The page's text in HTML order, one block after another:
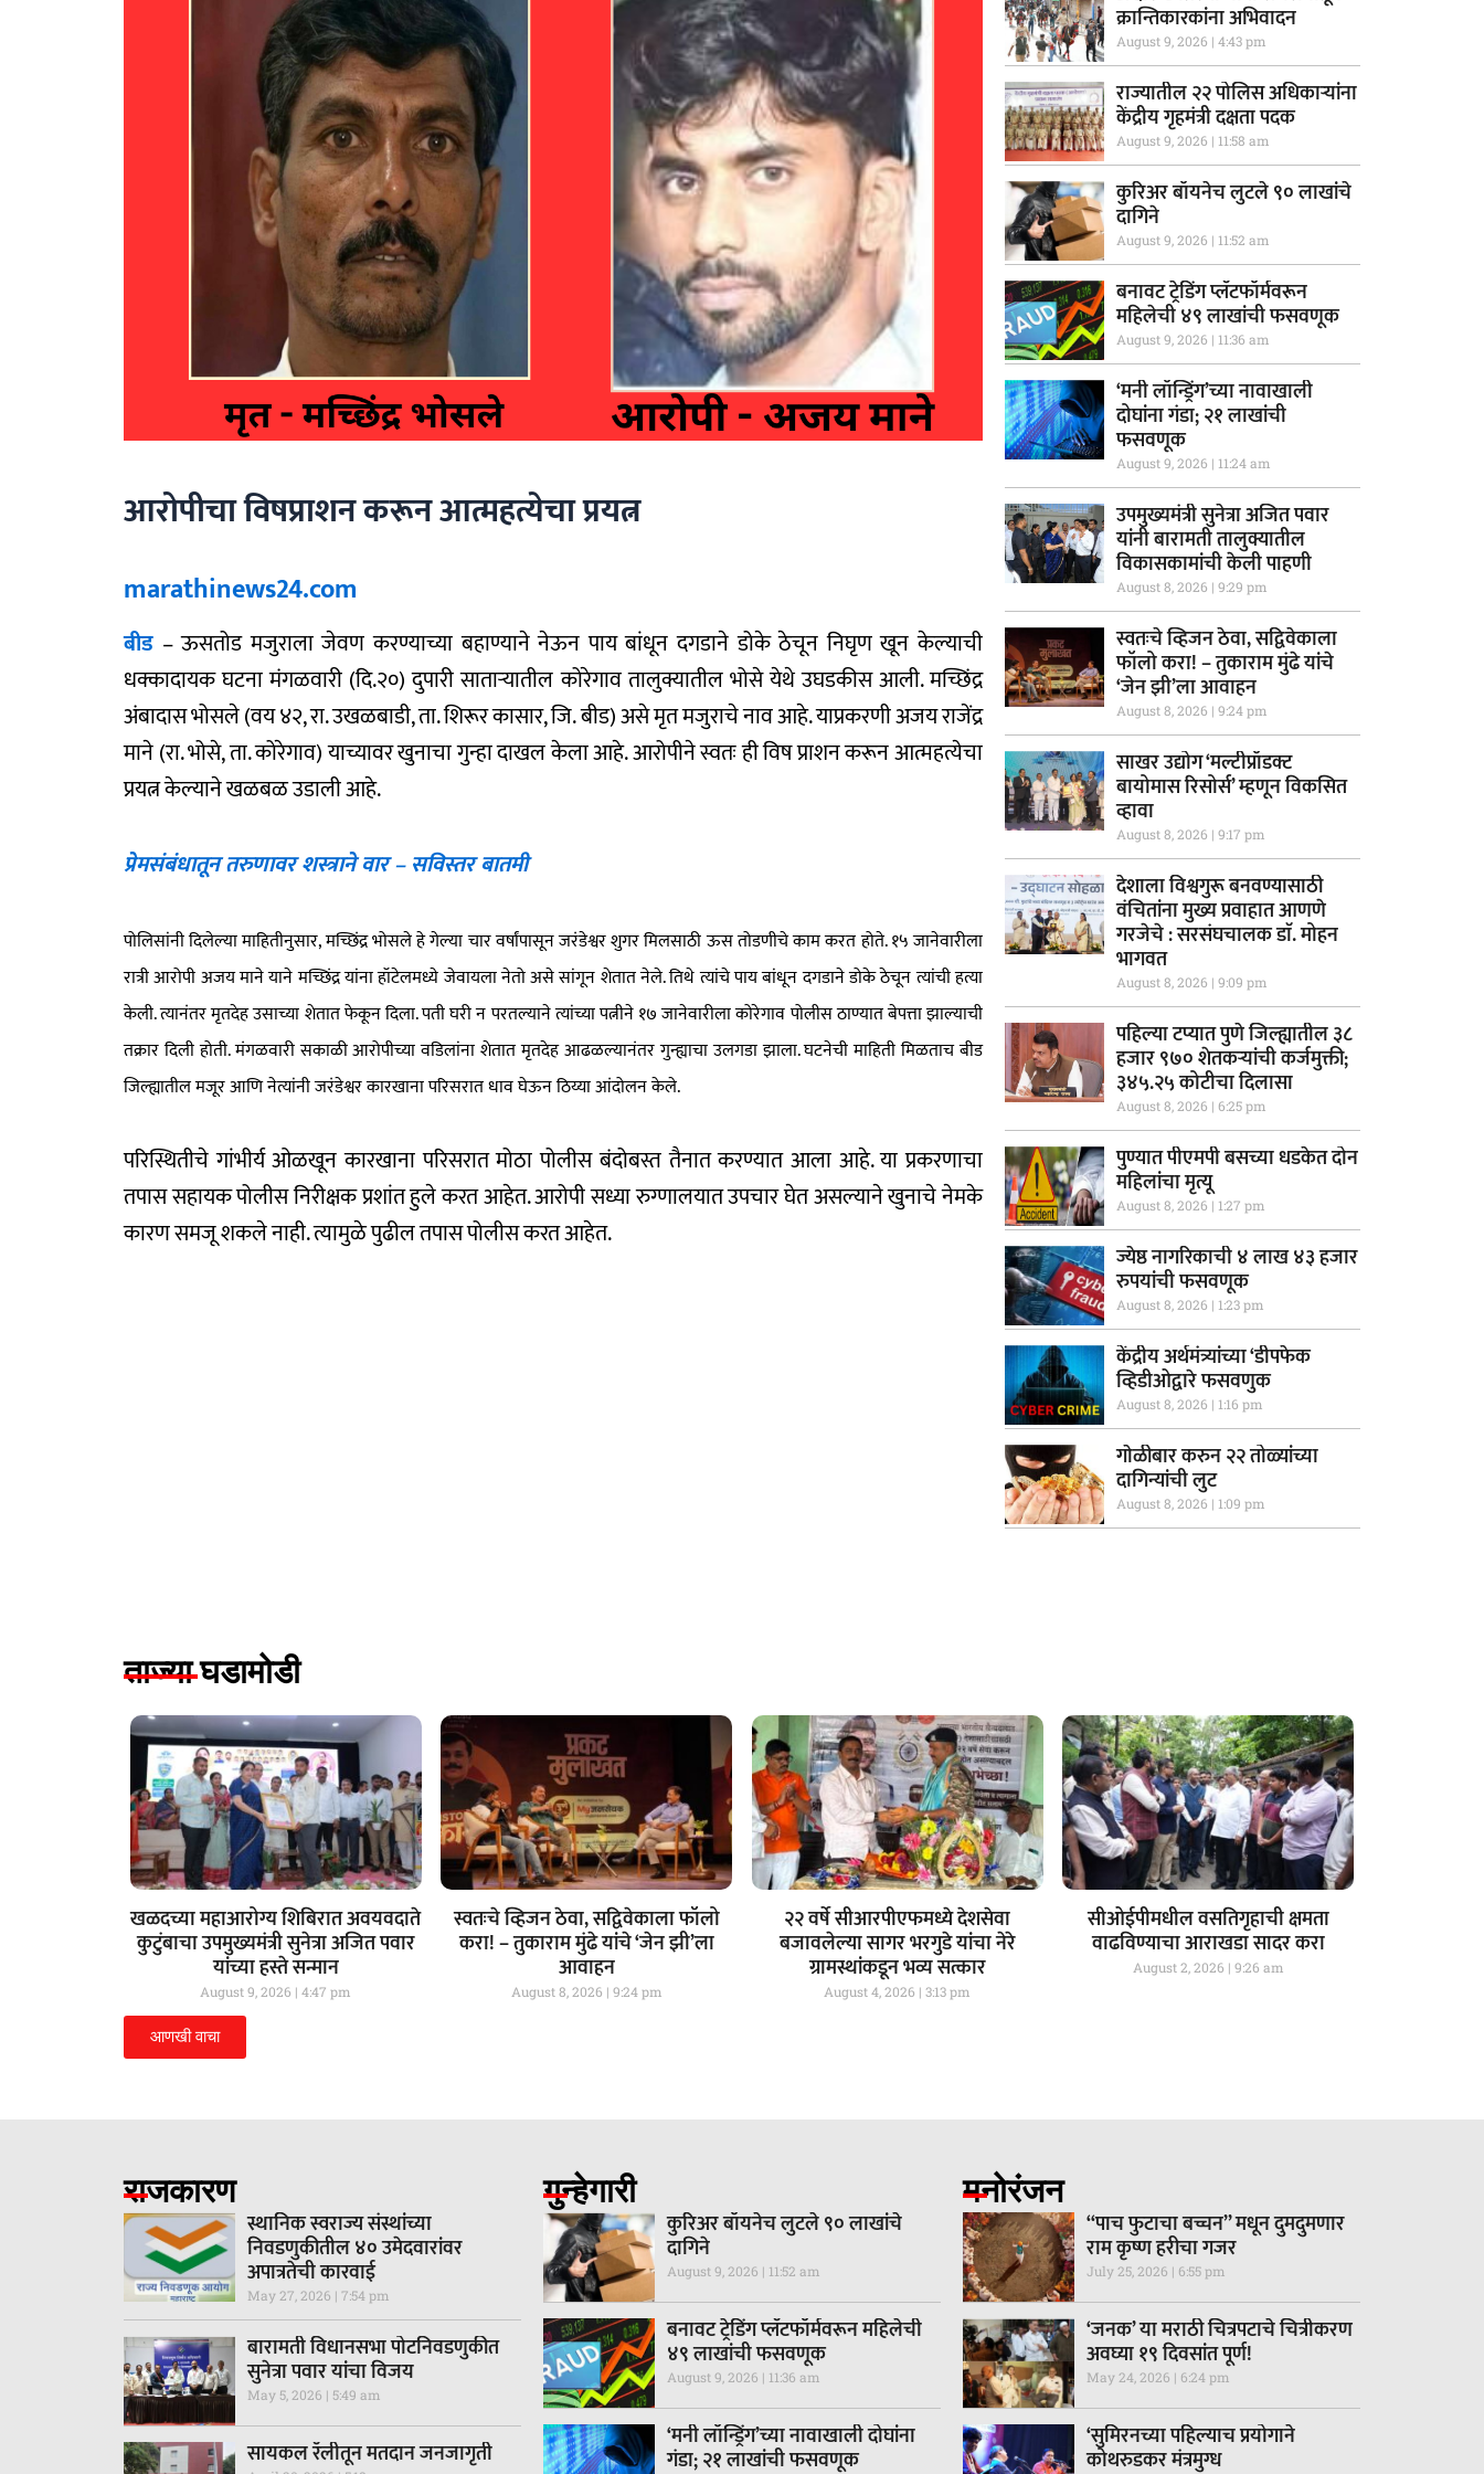
आरोपीचा विषप्राशन करून आत्महत्येचा प्रयत्न
marathinews24.com
बीड – ऊसतोड मजुराला जेवण करण्याच्या बहाण्याने नेऊन पाय बांधून दगडाने डोके ठेचून निघृण खून केल्याची
धक्कादायक घटना मंगळवारी (दि.२०) दुपारी साताऱ्यातील कोरेगाव तालुक्यातील भोसे येथे उघडकीस आली. मच्छिंद्र
अंबादास भोसले (वय ४२, रा. उखळबाडी, ता. शिरूर कासार, जि. बीड) असे मृत मजुराचे नाव आहे. याप्रकरणी अजय राजेंद्र
माने (रा. भोसे, ता. कोरेगाव) याच्यावर खुनाचा गुन्हा दाखल केला आहे. आरोपीने स्वतः ही विष प्राशन करून आत्महत्येचा
प्रयत्न केल्याने खळबळ उडाली आहे.
प्रेमसंबंधातून तरुणावर शस्त्राने वार – सविस्तर बातमी
पोलिसांनी दिलेल्या माहितीनुसार, मच्छिंद्र भोसले हे गेल्याचार वर्षांपासून जरंडेश्वर शुगर मिलसाठी ऊस तोडणीचे काम करत होते. १५ जानेवारीला
रात्री आरोपी अजय माने याने मच्छिंद्र यांना हॉटेलमध्ये जेवायला नेतो असे सांगून शेतात नेले. तिथे त्यांचे पाय बांधून दगडाने डोके ठेचून त्यांची हत्या
केली. त्यानंतर मृतदेह उसाच्या शेतात फेकून दिला. पती घरी न परतल्याने त्यांच्या पत्नीने १७ जानेवारीला कोरेगाव पोलीस ठाण्यात बेपत्ता झाल्याची
तक्रार दिली होती. मंगळवारी सकाळी आरोपीच्या वडिलांना शेतात मृतदेह आढळल्यानंतर गुन्ह्याचा उलगडा झाला. घटनेची माहिती मिळताच बीड
जिल्ह्यातील मजूर आणि नेत्यांनी जरंडेश्वर कारखाना परिसरात धाव घेऊन ठिय्या आंदोलन केले.
परिस्थितीचे गांभीर्य ओळखून कारखाना परिसरात मोठा पोलीस बंदोबस्त तैनात करण्यात आला आहे. या प्रकरणाचा
तपास सहायक पोलीस निरीक्षक प्रशांत हुले करत आहेत. आरोपी सध्या रुग्णालयात उपचार घेत असल्याने खुनाचे नेमके
कारण समजू शकले नाही. त्यामुळे पुढील तपास पोलीस करत आहेत.
क्रान्तिकारकांना अभिवादन
August 9, 2026 4:43 pm
राज्यातील २२ पोलिस अधिकाऱ्यांना
केंद्रीय गृहमंत्री दक्षता पदक
August 9, 2026 11:58 am
कुरिअर बॉयनेच लुटले ९० लाखांचे
दागिने
August 9, 2026 11:52 am
बनावट ट्रेडिंग प्लॅटफॉर्मवरून
महिलेची ४९ लाखांची फसवणूक
August 9, 2026 11:36 am
‘मनी लॉन्ड्रिंग’च्या नावाखाली
दोघांना गंडा; २१ लाखांची
फसवणूक
August 9, 2026 11:24 am
उपमुख्यमंत्री सुनेत्रा अजित पवार
यांनी बारामती तालुक्यातील
विकासकामांची केली पाहणी
August 8, 2026 9:29 pm
स्वतःचे व्हिजन ठेवा, सद्विवेकाला
फॉलो करा! – तुकाराम मुंढे यांचे
‘जेन झी’ला आवाहन
August 8, 2026 9:24 pm
साखर उद्योग ‘मल्टीप्रॉडक्ट
बायोमास रिसोर्स’ म्हणून विकसित
व्हावा
August 8, 2026 9:17 pm
देशाला विश्वगुरू बनवण्यासाठी
वंचितांना मुख्य प्रवाहात आणणे
गरजेचे : सरसंघचालक डाॅ. मोहन
भागवत
August 8, 2026 9:09 pm
पहिल्या टप्यात पुणे जिल्ह्यातील ३८
हजार ९७० शेतकऱ्यांची कर्जमुक्ती;
३४५.२५ कोटीचा दिलासा
August 8, 2026 6:25 pm
पुण्यात पीएमपी बसच्या धडकेत दोन
महिलांचा मृत्यू
August 8, 2026 1:27 pm
ज्येष्ठ नागरिकाची ४ लाख ४३ हजार
रुपयांची फसवणूक
August 8, 2026 1:23 pm
केंद्रीय अर्थमंत्र्यांच्या ‘डीपफेक
व्हिडीओद्वारे फसवणुक
August 8, 2026 1:16 pm
गाेळीबार करुन २२ तोळ्यांच्या
दागिन्यांची लुट
August 8, 2026 1:09 pm
ताज्या घडामोडी
खळदच्या महाआरोग्य शिबिरात अवयवदाते
कुटुंबाचा उपमुख्यमंत्री सुनेत्रा अजित पवार
यांच्या हस्ते सन्मान
August 9, 2026 4:47 pm
स्वतःचे व्हिजन ठेवा, सद्विवेकाला फॉलो
करा! – तुकाराम मुंढे यांचे ‘जेन झी’ला
आवाहन
August 8, 2026 9:24 pm
२२ वर्षे सीआरपीएफमध्ये देशसेवा
बजावलेल्या सागर भरगुडे यांचा नेरे
ग्रामस्थांकडून भव्य सत्कार
August 4, 2026 3:13 pm
सीओईपीमधील वसतिगृहाची क्षमता
वाढविण्याचा आराखडा सादर करा
August 2, 2026 9:26 am
आणखी वाचा
राजकारण
स्थानिक स्वराज्य संस्थांच्या
निवडणुकीतील ४० उमेदवारांवर
अपात्रतेची कारवाई
May 27, 2026 7:54 pm
बारामती विधानसभा पोटनिवडणुकीत
सुनेत्रा पवार यांचा विजय
May 5, 2026 5:49 am
सायकल रॅलीतून मतदान जनजागृती
गुन्हेगारी
कुरिअर बॉयनेच लुटले ९० लाखांचे
दागिने
August 9, 2026 11:52 am
बनावट ट्रेडिंग प्लॅटफॉर्मवरून महिलेची
४९ लाखांची फसवणूक
August 9, 2026 11:36 am
‘मनी लॉन्ड्रिंग’च्या नावाखाली दोघांना
गंडा; २१ लाखांची फसवणूक
मनोरंजन
“पाच फुटाचा बच्चन” मधून दुमदुमणार
राम कृष्ण हरीचा गजर
July 25, 2026 6:55 pm
‘जनक’ या मराठी चित्रपटाचे चित्रीकरण
अवघ्या १९ दिवसांत पूर्ण!
May 24, 2026 6:24 pm
‘सुमिरनच्या पहिल्याच प्रयोगाने
कोथरुडकर मंत्रमुग्ध